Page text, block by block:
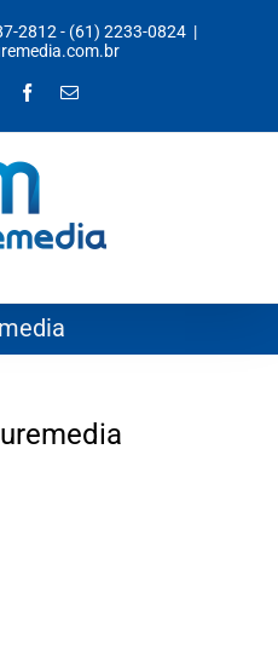
2812- (61) 2233-0824 |
Facebook
E-